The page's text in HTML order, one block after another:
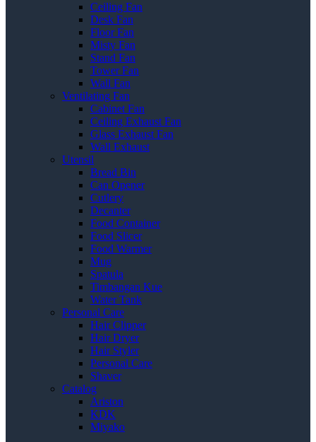
Ceiling Fan
Desk Fan
Floor Fan
Misty Fan
Stand Fan
Tower Fan
Wall Fan
Ventilating Fan
Cabinet Fan
Ceiling Exhaust Fan
Glass Exhaust Fan
Wall Exhaust
Utensil
Bread Bin
Can Opener
Cutlery
Decanter
Food Container
Food Slicer
Food Warmer
Mug
Spatula
Timbangan Kue
Water Tank
Personal Care
Hair Clipper
Hair Dryer
Hair Styler
Personal Care
Shaver
Catalog
Ariston
KDK
Miyako